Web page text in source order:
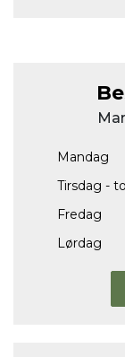
Mandag
Tirsdag -
Fredag
Lørdag